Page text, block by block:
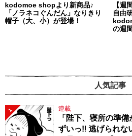
kodomoe shopより新商品♪
「ノラネコぐんだん」なりきり
帽子（大、小）が登場！
【週
自由
の週
人気記事
1 連載
「陛下、寝所の準
ずいっ!! 逃げられ